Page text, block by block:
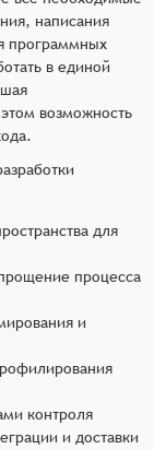
написания
программных
в единой
возможность
для
процесса
и
контроля
и доставки